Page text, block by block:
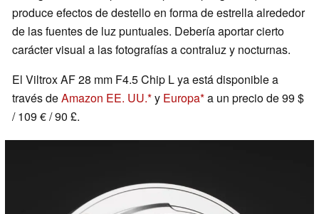
produce efectos de destello en forma de estrella alrededor
de las fuentes de luz puntuales. Debería aportar cierto
carácter visual a las fotografías a contraluz y nocturnas.
El Viltrox AF 28 mm F4.5 Chip L ya está disponible a
través deAmazon EE. UU. y Europa a un precio de 99 $
/ 109 € / 90 £.